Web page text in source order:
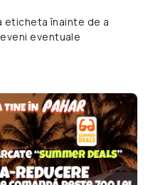
eticheta înainte de a
eventuale